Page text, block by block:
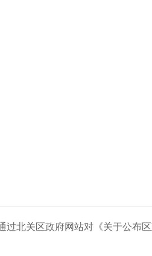
过北关区政府网站对《关于公布